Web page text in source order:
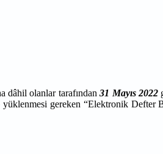
dâhil olanlar tarafından31 Mayıs 2022
gereken “Elektronik Defter